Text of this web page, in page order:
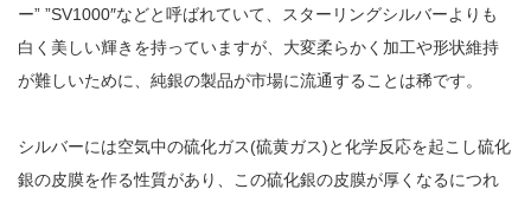
ー” ”SV1000″などと呼ばれていて、スターリングシルバーよりも
白く美しい輝きを持っていますが、大変柔らかく加工や形状維持
が難しいために、純銀の製品が市場に流通することは稀です。
シルバーには空気中の硫化ガス(硫黄ガス)と化学反応を起こし硫化
銀の皮膜を作る性質があり、この硫化銀の皮膜が厚くなるにつれ